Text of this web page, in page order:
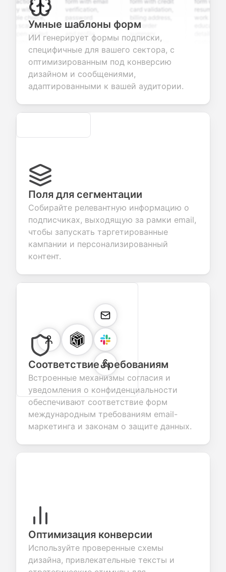
with
ended
valuable
or
verification,
requirements,
information
fields for
account
creation.
card validation,
and order
integration for
smooth e-
transactions.
resume upload,
Умные шаблоны форм
ИИ генерирует формы подписки,
специфичные для вашего сектора, с
оптимизированным под конверсию
дизайном и сообщениями,
адаптированными к вашей аудитории.
Secure
Поля для сегментации
Собирайте релевантную информацию о
подписчиках, выходящую за рамки email,
чтобы запускать таргетированные
кампании и персонализированный
контент.
Соответствие требованиям
Встроенные механизмы согласия и
уведомления о конфиденциальности
обеспечивают соответствие форм
международным требованиям email-
маркетинга и законам о защите данных.
Оптимизация конверсии
Используйте проверенные схемы
дизайна, привлекательные тексты и